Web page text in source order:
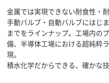
金属では実現できない耐食性・
手動バルブ・自動バルブにはじ
までをラインナップ。工場内の
備、半導体工場における超純粋
現。
積水化学だからできる、確かな